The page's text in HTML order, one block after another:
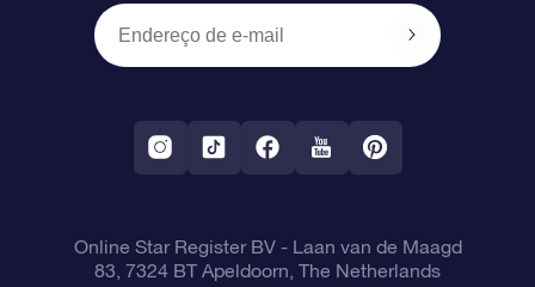
OSR Starsaver
Aplicativo RV Fly me to the stars
Política de devolução
Constelações
Online Star Register BV- Laan van de Maagd
83, 7324 BT Apeldoorn, The Netherlands